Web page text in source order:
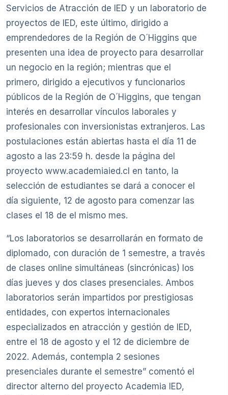
Servicios de Atracción de IED y un laboratorio de
proyectos de IED, este último, dirigido a
emprendedores de la Región de O´Higgins que
presenten una idea de proyecto para desarrollar
un negocio en la región; mientras que el
primero, dirigido a ejecutivos y funcionarios
públicos de la Región de O´Higgins, que tengan
interés en desarrollar vínculos laborales y
profesionales con inversionistas extranjeros. Las
postulaciones están abiertas hasta el día 11 de
agosto a las 23:59 h. desde la página del
proyecto www.academiaied.cl en tanto, la
selección de estudiantes se dará a conocer el
día siguiente, 12 de agosto para comenzar las
clases el 18 de el mismo mes.
“Los laboratorios se desarrollarán en formato de
diplomado, con duración de 1 semestre, a través
de clases online simultáneas (sincrónicas) los
días jueves y dos clases presenciales. Ambos
laboratorios serán impartidos por prestigiosas
entidades, con expertos internacionales
especializados en atracción y gestión de IED,
entre el 18 de agosto y el 12 de diciembre de
2022. Además, contempla 2 sesiones
presenciales durante el semestre” comentó el
director alterno del proyecto Academia IED,